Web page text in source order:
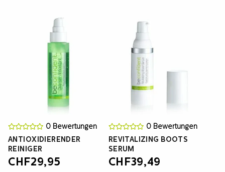
0 Bewertungen
ANTIOXIDIERENDER
REINIGER
CHF29,95
0 Bewertungen
REVITALIZING BOOTS
SERUM
CHF39,49